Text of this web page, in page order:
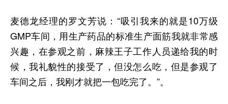
麦德龙经理的罗文芳说：“吸引我来的就是10万级
GMP车间，用生产药品的标准生产面筋我就非常感
兴趣，在参观之前，麻辣王子工作人员递给我的时
候，我礼貌性的接受了，但没怎么吃，但是参观了
车间之后，我刚才就把一包吃完了。”。